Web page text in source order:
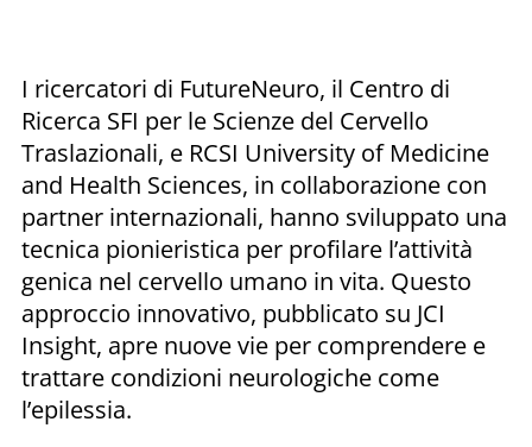
I ricercatori di FutureNeuro, il Centro di
Ricerca SFI per le Scienze del Cervello
Traslazionali, e RCSI University of Medicine
and Health Sciences, in collaborazione con
partner internazionali, hanno sviluppato una
tecnica pionieristica per profilare l’attività
genica nel cervello umano in vita. Questo
approccio innovativo, pubblicato su JCI
Insight, apre nuove vie per comprendere e
trattare condizioni neurologiche come
l’epilessia.